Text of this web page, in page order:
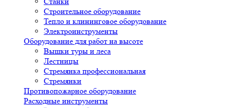
Строительное оборудование
Тепло и клининговое оборудование
Электроинструменты
Оборудование для работ на высоте
Вышки туры и леса
Лестницы
Стремянка профессиональная
Стремянки
Противопожарное оборудование
Расходные инструменты